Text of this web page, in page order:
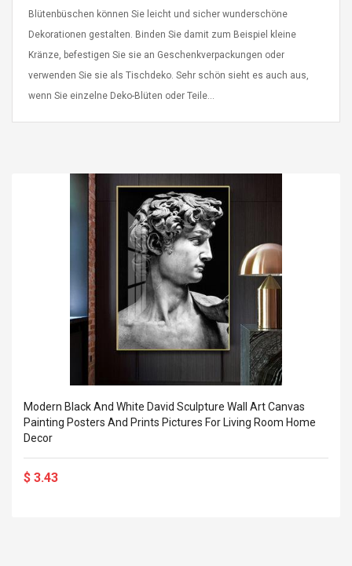
Sub Ohm
Boxing Gloves Fashion
Casual / Sporty Hip Hop
Stainless Steel Silver Gold
Golden 1 Pair Gloves 55
$ 15.46
$ 28.63
Pédale D'effet Guitare
$ 68.57
$ 93.93
Anasor.E Psoriasis Cream
- Advanced Natural
Skincare - 227ml Cream
$ 50.52
$ 77.72
Blütenbüschen können Sie leicht und sicher wunderschöne
Dekorationen gestalten. Binden Sie damit zum Beispiel kleine
Kränze, befestigen Sie sie an Geschenkverpackungen oder
verwenden Sie sie als Tischdeko. Sehr schön sieht es auch aus,
wenn Sie einzelne Deko-Blüten oder Teile...
Modern Black And White David Sculpture Wall Art Canvas
Painting Posters And Prints Pictures For Living Room Home
Decor
$ 3.43